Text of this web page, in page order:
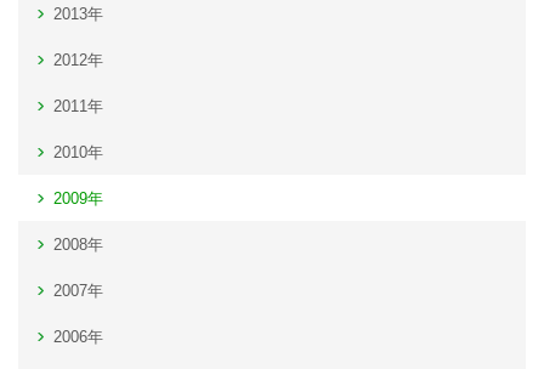
2013年
2012年
2011年
2010年
2009年
2008年
2007年
2006年